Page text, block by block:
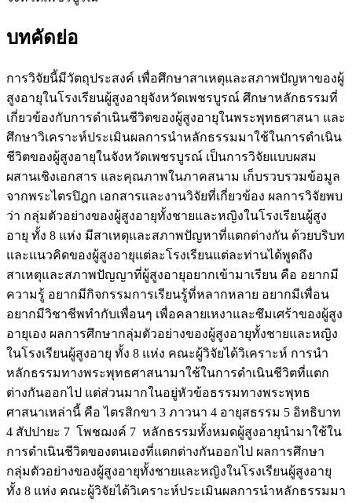
บทคัดย่อ
การวิจัยนี้มีวัตถุประสงค์ เพื่อศึกษาสาเหตุและสภาพปัญหาของผู้
สูงอายุในโรงเรียนผู้สูงอายุจังหวัดเพชรบูรณ์ ศึกษาหลักธรรมที่
เกี่ยวข้องกับการดำเนินชีวิตของผู้สูงอายุในพระพุทธศาสนา และ
ศึกษาวิเคราะห์ประเมินผลการนำหลักธรรมมาใช้ในการดำเนิน
ชีวิตของผู้สูงอายุในจังหวัดเพชรบูรณ์ เป็นการวิจัยแบบผสม
ผสานเชิงเอกสาร และคุณภาพในภาคสนาม เก็บรวบรวมข้อมูล
จากพระไตรปิฎก เอกสารและงานวิจัยที่เกี่ยวข้อง ผลการวิจัยพบ
ว่า กลุ่มตัวอย่างของผู้สูงอายุทั้งชายและหญิงในโรงเรียนผู้สูง
อายุ ทั้ง 8 แห่ง มีสาเหตุและสภาพปัญหาที่แตกต่างกัน ด้วยบริบท
และแนวคิดของผู้สูงอายุแต่ละโรงเรียนแต่ละท่านได้พูดถึง
สาเหตุและสภาพปัญญาที่ผู้สูงอายุอยากเข้ามาเรียน คือ อยากมี
ความรู้ อยากมีกิจกรรมการเรียนรู้ที่หลากหลาย อยากมีเพื่อน
อยากมีวิชาชีพทำกับเพื่อนๆ เพื่อคลายเหงาและซึมเศร้าของผู้สูง
อายุเอง ผลการศึกษากลุ่มตัวอย่างของผู้สูงอายุทั้งชายและหญิง
ในโรงเรียนผู้สูงอายุ ทั้ง 8 แห่ง คณะผู้วิจัยได้วิเคราะห์ การนำ
หลักธรรมทางพระพุทธศาสนามาใช้ในการดำเนินชีวิตที่แตก
ต่างกันออกไป แต่ส่วนมากในอยู่หัวข้อธรรมทางพระพุทธ
ศาสนาเหล่านี้ คือ ไตรสิกขา 3 ภาวนา 4 อายุสธรรม 5 อิทธิบาท
4 สัปปายะ 7 โพชฌงค์ 7 หลักธรรมทั้งหมดผู้สูงอายุนำมาใช้ใน
การดำเนินชีวิตของตนเองที่แตกต่างกันออกไป ผลการศึกษา
กลุ่มตัวอย่างของผู้สูงอายุทั้งชายและหญิงในโรงเรียนผู้สูงอายุ
ทั้ง 8 แห่ง คณะผู้วิจัยได้วิเคราะห์ประเมินผลการนำหลักธรรมมา